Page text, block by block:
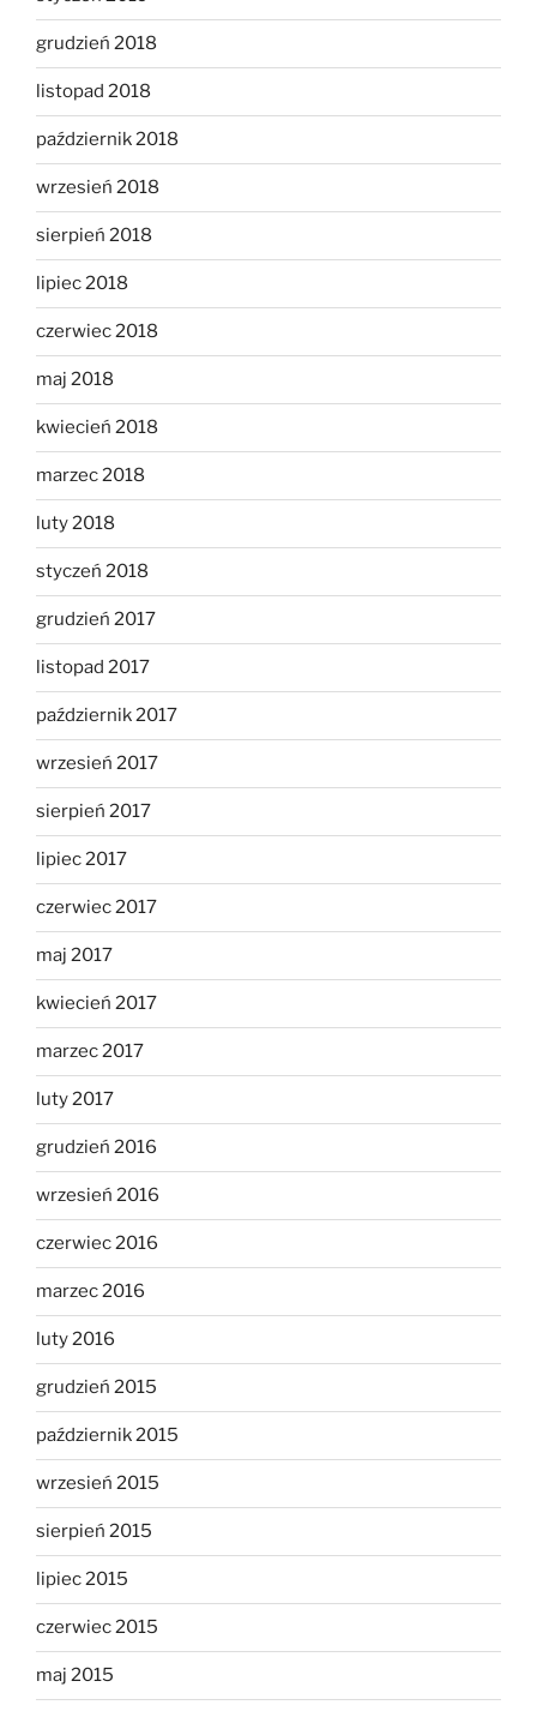
grudzień 2018
listopad 2018
październik 2018
wrzesień 2018
sierpień 2018
lipiec 2018
czerwiec 2018
maj 2018
kwiecień 2018
marzec 2018
luty 2018
styczeń 2018
grudzień 2017
listopad 2017
październik 2017
wrzesień 2017
sierpień 2017
lipiec 2017
czerwiec 2017
maj 2017
kwiecień 2017
marzec 2017
luty 2017
grudzień 2016
wrzesień 2016
czerwiec 2016
marzec 2016
luty 2016
grudzień 2015
październik 2015
wrzesień 2015
sierpień 2015
lipiec 2015
czerwiec 2015
maj 2015